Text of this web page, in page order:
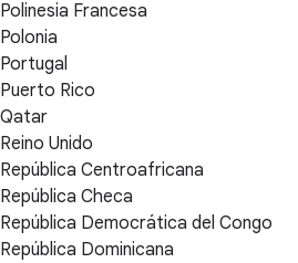
Polinesia Francesa
Polonia
Portugal
Puerto Rico
Qatar
Reino Unido
República Centroafricana
República Checa
República Democrática del Congo
República Dominicana